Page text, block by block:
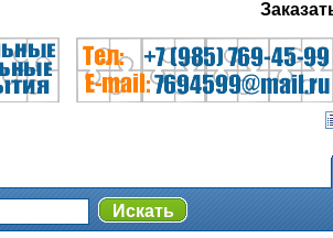
Искать